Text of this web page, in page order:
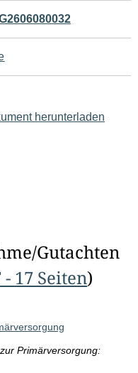
herunterladen
Gutachten
- 17 Seiten)
Primärversorgung: